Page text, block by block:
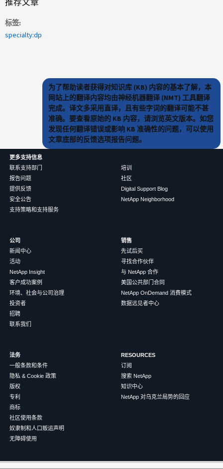
推荐文章
标签
specialty:dp
为了帮助读者获得对知识库 (KB) 内容的基本了解，本
网站上的翻译内容均由神经机器翻译 (NMT) 工具翻译
完成。译文多采用直译，且有些字词的翻译可能不甚
准确。要查看原始的 KB 内容，请浏览英文版本。如您
发现任何翻译错误或影响 KB 准确性的问题，可以使用
文章底部的反馈选项报告问题。
更多支持信息
联系支持部门
报告问题
提供反馈
安全公告
支持策略和支持服务
培训
社区
Digital Support Blog
NetApp Neighborhood
公司
新闻中心
活动
NetApp Insight
客户成功案例
环境、社会与公司治理
投资者
招聘
联系我们
销售
先试后买
寻找合作伙伴
与 NetApp 合作
美国公共部门合同
NetApp OnDemand 消费模式
数据远见者中心
法务
一般条款和条件
隐私 & Cookie 政策
版权
专利
商标
社区使用条款
奴隶制和人口贩运声明
无障碍使用
RESOURCES
订阅
搜索 NetApp
知识中心
NetApp 对乌克兰局势的回应